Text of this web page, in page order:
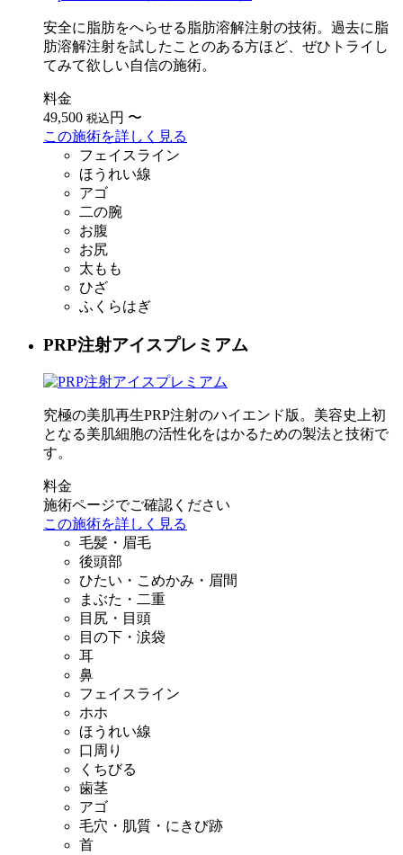
安全に脂肪をへらせる脂肪溶解注射の技術。過去に脂
肪溶解注射を試したことのある方ほど、ぜひトライし
てみて欲しい自信の施術。
料金
49,500 税込 円 〜
この施術を詳しく見る
フェイスライン
ほうれい線
アゴ
二の腕
お腹
お尻
太もも
ひざ
ふくらはぎ
PRP注射アイスプレミアム
究極の美肌再生PRP注射のハイエンド版。美容史上初
となる美肌細胞の活性化をはかるための製法と技術で
す。
料金
施術ページでご確認ください
この施術を詳しく見る
毛髪・眉毛
後頭部
ひたい・こめかみ・眉間
まぶた・二重
目尻・目頭
目の下・涙袋
耳
鼻
フェイスライン
ホホ
ほうれい線
口周り
くちびる
歯茎
アゴ
毛穴・肌質・にきび跡
首